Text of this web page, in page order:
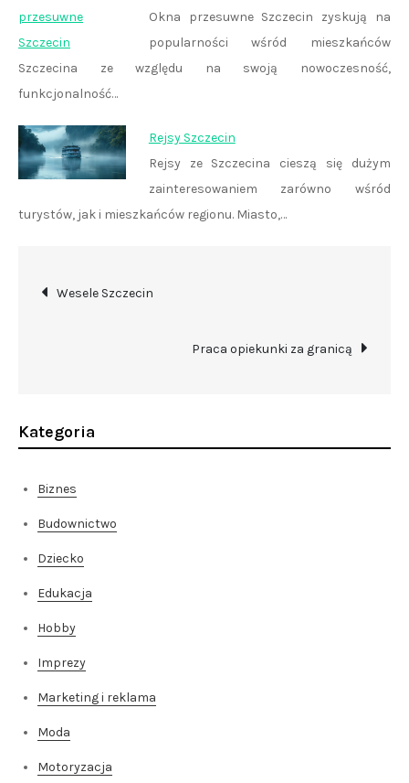
Okna przesuwne Szczecin zyskują na
popularności wśród mieszkańców
Szczecina ze względu na swoją nowoczesność,
funkcjonalność…
Rejsy Szczecin
Rejsy ze Szczecina cieszą się dużym
zainteresowaniem zarówno wśród
turystów, jak i mieszkańców regionu. Miasto,…
Nawigacja
Wesele Szczecin
Praca opiekunki za granicą
Kategoria
Biznes
Budownictwo
Dziecko
Edukacja
Hobby
Imprezy
Marketing i reklama
Moda
Motoryzacja